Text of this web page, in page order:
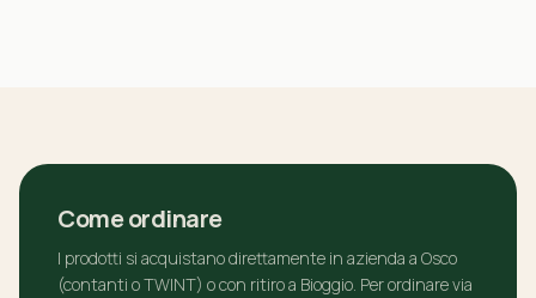
Come ordinare
I prodotti si acquistano direttamente in azienda a Osco
(contanti o TWINT) o con ritiro a Bioggio. Per ordinare via